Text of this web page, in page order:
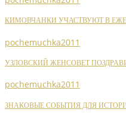
КИМОВЧАНКИ УЧАСТВУЮТ В
pochemuchka2011
УЗЛОВСКИЙ ЖЕНСОВЕТ
pochemuchka2011
ЗНАКОВЫЕ СОБЫТИЯ ДЛЯ